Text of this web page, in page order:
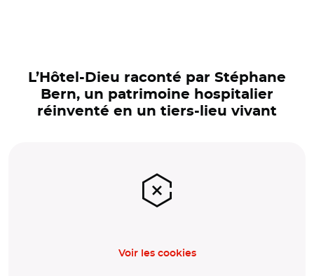
L’Hôtel-Dieu raconté par Stéphane
Bern, un patrimoine hospitalier
réinventé en un tiers-lieu vivant
Voir les cookies